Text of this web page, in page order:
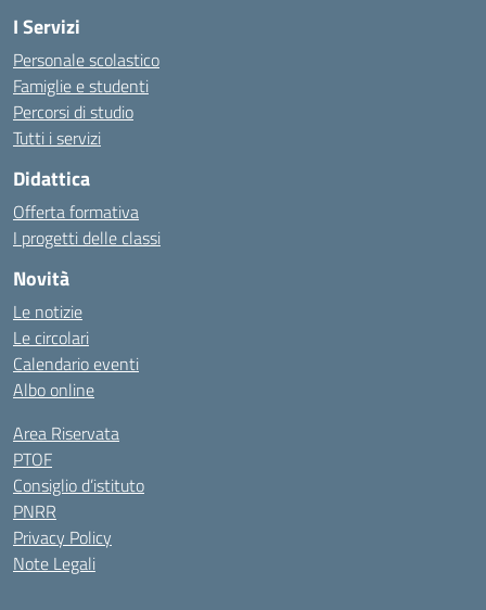
I Servizi
Personale scolastico
Famiglie e studenti
Percorsi di studio
Tutti i servizi
Didattica
Offerta formativa
I progetti delle classi
Novità
Le notizie
Le circolari
Calendario eventi
Albo online
Area Riservata
PTOF
Consiglio d’istituto
PNRR
Privacy Policy
Note Legali